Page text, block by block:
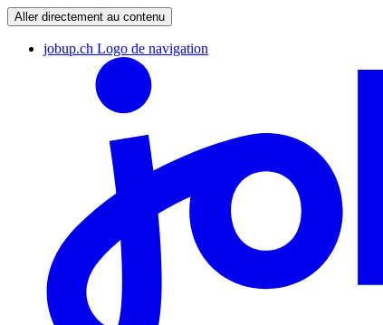
Aller directement au contenu
jobup.ch Logo de navigation